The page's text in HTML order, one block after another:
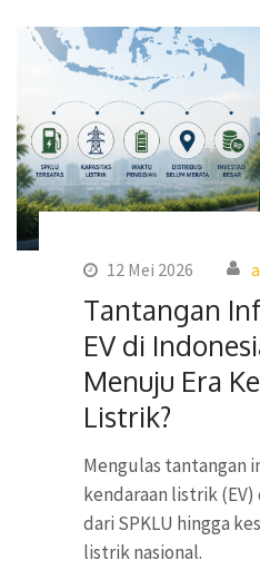
12 Mei 2026
Tantangan
EV di
Menuju Era
Listrik?
Mengulas tantangan
kendaraan listrik
dari SPKLU hingga
listrik nasional.